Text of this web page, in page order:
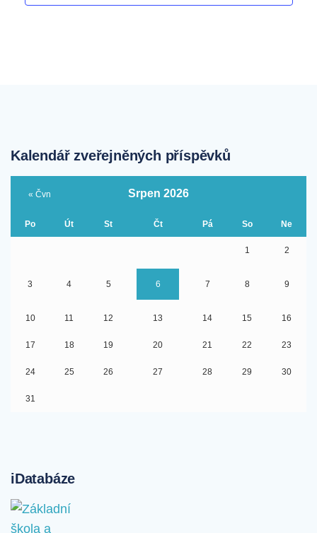
Kalendář zveřejněných příspěvků
Srpen 2026
Po Út St Čt Pá So Ne
1 2
3 4 5 6 7 8 9
10 11 12 13 14 15 16
17 18 19 20 21 22 23
24 25 26 27 28 29 30
31
« Čvn
iDatabáze